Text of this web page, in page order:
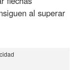
al superar